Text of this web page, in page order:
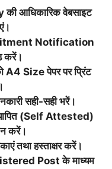
आधिकारिक वेबसाइट
Notification
करें।
Size पेपर पर प्रिंट
सही-सही भरें।
(Self Attested)
करें।
तथा हस्ताक्षर करें।
Post के माध्यम